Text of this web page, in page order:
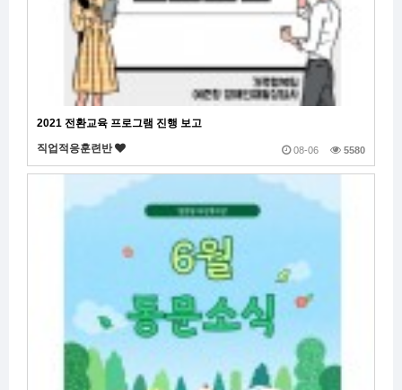
2021 전환교육 프로그램 진행 보고
직업적응훈련반
08-06 5580